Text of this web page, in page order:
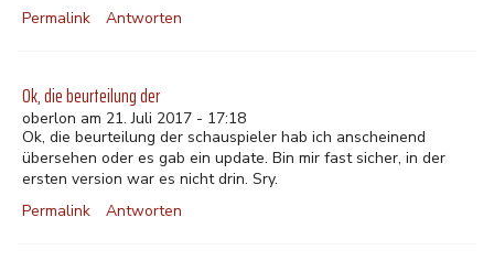
Permalink
Antworten
Ok, die beurteilung der
oberlon am 21. Juli 2017 - 17:18
Ok, die beurteilung der schauspieler hab ich anscheinend
übersehen oder es gab ein update. Bin mir fast sicher, in der
ersten version war es nicht drin. Sry.
Permalink
Antworten